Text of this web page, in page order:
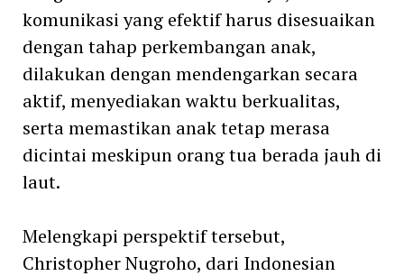
komunikasi yang efektif harus disesuaikan
dengan tahap perkembangan anak,
dilakukan dengan mendengarkan secara
aktif, menyediakan waktu berkualitas,
serta memastikan anak tetap merasa
dicintai meskipun orang tua berada jauh di
laut.
Melengkapi perspektif tersebut,
Christopher Nugroho, dari Indonesian